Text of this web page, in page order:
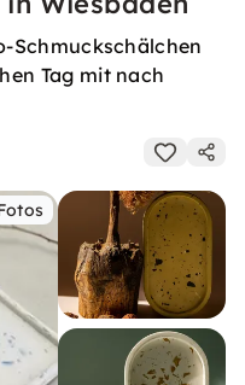
Schmuckschälchen
Tag mit nach